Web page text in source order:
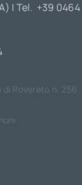
| Tel. +39 0464
Rovereto n. 256